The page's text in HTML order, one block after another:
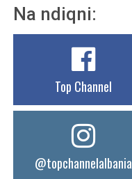
Na ndiqni:
Top Channel
@topchannelalbania